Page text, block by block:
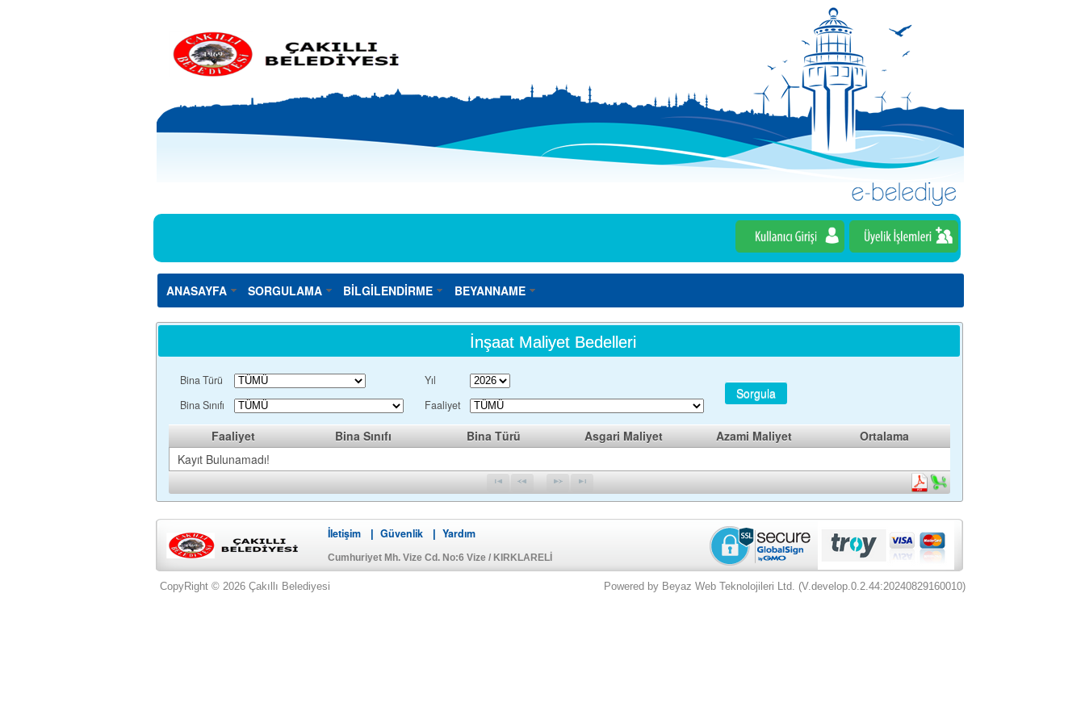
ANASAYFA SORGULAMA BİLGİLENDİRME BEYANNAME
İnşaat Maliyet Bedelleri
Bina Türü
Bina Sınıfı
Yıl
Faaliyet
Sorgula
Faaliyet Bina Sınıfı Bina Türü Asgari Maliyet Azami Maliyet
Ortalama
Kayıt Bulunamadı!
İletişim Güvenlik Yardım
Cumhuriyet Mh. Vize Cd. No:6 Vize / KIRKLARELİ
CopyRight © 2026 Çakıllı Belediyesi Powered by Beyaz Web Teknolojileri Ltd. (V.develop.0.2.44:20240829160010)